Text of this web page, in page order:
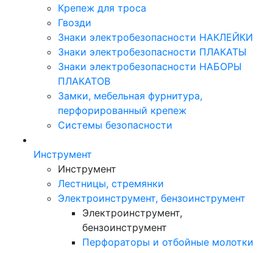
Крепеж для троса
Гвозди
Знаки электробезопасности НАКЛЕЙКИ
Знаки электробезопасности ПЛАКАТЫ
Знаки электробезопасности НАБОРЫ
ПЛАКАТОВ
Замки, мебельная фурнитура,
перфорированный крепеж
Системы безопасности
Инструмент
Инструмент
Лестницы, стремянки
Электроинструмент, бензоинструмент
Электроинструмент,
бензоинструмент
Перфораторы и отбойные молотки